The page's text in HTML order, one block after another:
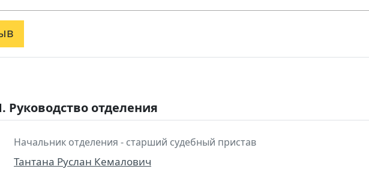
Руководство отделения
Начальник отделения - старший судебный пристав
Тантана Руслан Кемалович